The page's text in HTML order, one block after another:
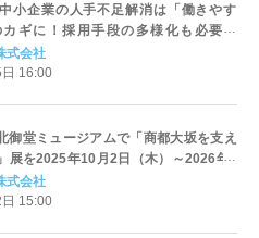
中小企業の人手不足解消は「働きやす
ギに！採用手段の多様化も必要！
ベイ」 2025年8月度調査レポート≫
式会社
16:00
御堂ミュージアムで「商都大坂を支え
展を2025年10月2日（木）～2026年1
開催 ～大同生命の源流・加島屋と本願
紹介～
式会社
15:00